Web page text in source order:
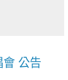
會 公告